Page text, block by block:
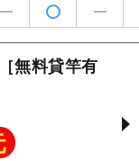
無料貸竿有